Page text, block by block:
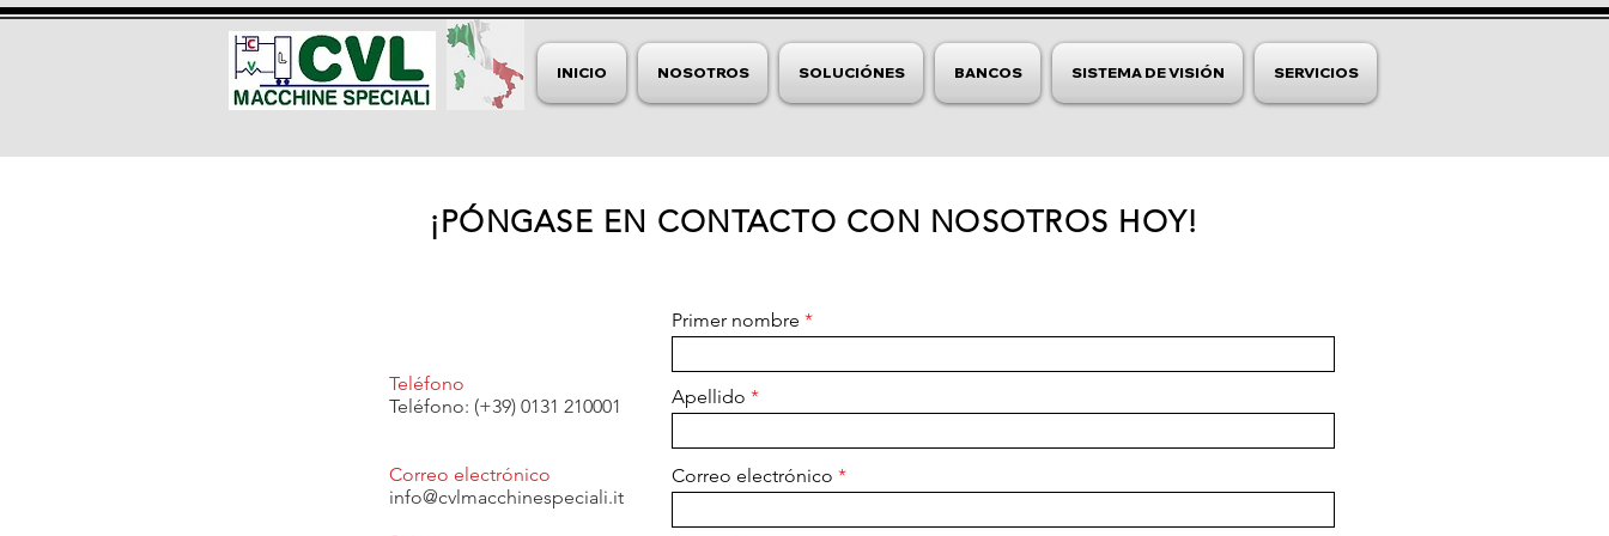
INICIO NOSOTROS SOLUCIÓNES BANCOS SISTEMA DE VISIÓN SERVICIOS
¡PÓNGASE EN CONTACTO CON NOSOTROS HOY!
Teléfono
Teléfono: (+39) 0131 210001
Correo electrónico
info@cvlmacchinespeciali.it
Primer nombre
Apellido
Correo electrónico